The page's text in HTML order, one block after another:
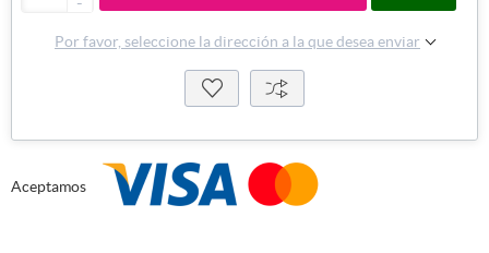
Por favor, seleccione la dirección a la que desea enviar
Aceptamos